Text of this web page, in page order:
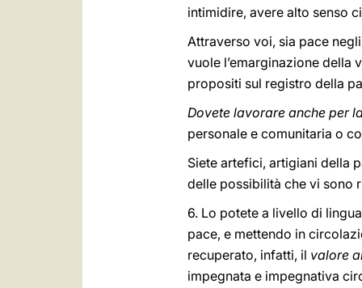
intimidire, avere alto senso
Attraverso voi, sia pace
vuole l’emarginazione
propositi sul registro della
Dovete lavorare anche per
personale e comunitaria o
Siete artefici, artigiani della
delle possibilità che vi sono
6. Lo potete a livello di
pace, e mettendo in
recuperato, infatti, il valore
impegnata e impegnativa